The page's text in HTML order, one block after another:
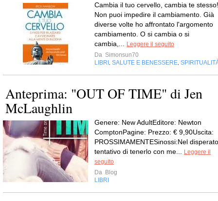
Cambia il tuo cervello, cambia te stesso!
Non puoi impedire il cambiamento. Già
diverse volte ho affrontato l'argomento
cambiamento. O si cambia o si
cambia,...
Leggere il seguito
Da Simonsun70
LIBRI
SALUTE E BENESSERE
Anteprima: "OUT OF TIME" di Jen
McLaughlin
Genere: New AdultEditore: Newton
ComptonPagine: Prezzo: € 9,90Uscita:
PROSSIMAMENTESinossi:Nel disperato
tentativo di tenerlo con me...
Leggere il
seguito
Da Blog
LIBRI